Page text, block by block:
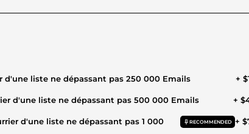
d'une liste ne dépassant pas 250 000 Emails +
d'une liste ne dépassant pas 500 000 Emails +
d'une liste ne dépassant pas 1 000
RECOMMENDED +